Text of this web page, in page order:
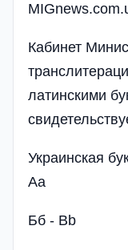
Кабинет
латинскими
Украинская
Aа
Бб - Bb